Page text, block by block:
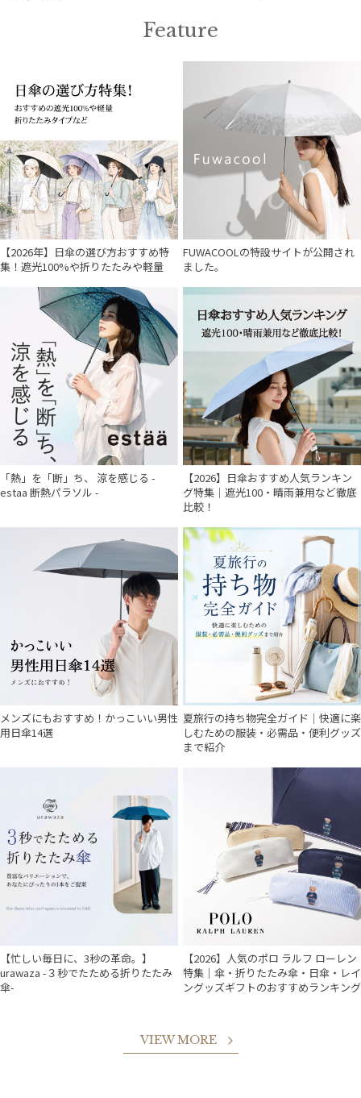
Feature
【2026年】日傘の選び方おすすめ特
集！遮光100%や折りたたみや軽量
FUWACOOLの特設サイトが公開され
ました。
「熱」を「断」ち、 涼を感じる -
estaa 断熱パラソル -
【2026】日傘おすすめ人気ランキン
グ特集｜遮光100・晴雨兼用など徹底
比較！
メンズにもおすすめ！かっこいい男性
用日傘14選
夏旅行の持ち物完全ガイド｜快適に楽
しむための服装・必需品・便利グッズ
まで紹介
【忙しい毎日に、3秒の革命。】
urawaza -３秒でたためる折りたたみ
傘-
【2026】人気のポロ ラルフ ローレン
特集｜傘・折りたたみ傘・日傘・レイ
ングッズギフトのおすすめランキング
VIEW MORE